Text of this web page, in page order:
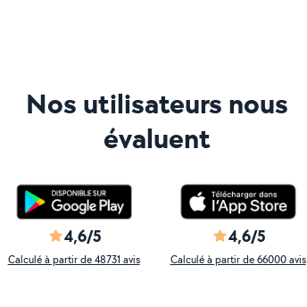
Nos utilisateurs nous
évaluent
4,6/5
Calculé à partir de 48731 avis
4,6/5
Calculé à partir de 66000 avis